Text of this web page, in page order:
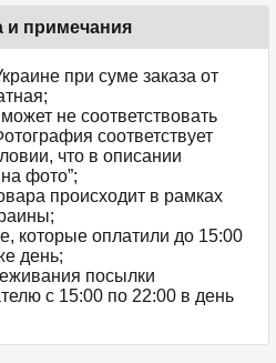
и примечания
при суме заказа от
не соответствовать
соответствует
что в описании
фото”;
происходит в рамках
которые оплатили до 15:00
день;
посылки
с 15:00 по 22:00 в день